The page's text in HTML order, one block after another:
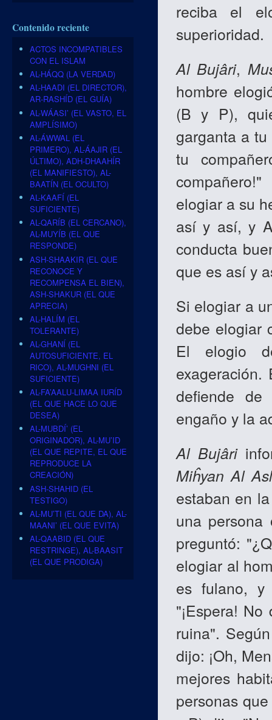
reciba el
superioridad.
Al Bujâri,
hombre
(B y P),
garganta a
tu
elogiar a su
así y así, y
conducta
que es así y
Si elogiar a
debe elogiar
El elogio
defiende
engaño y la
Al Bujâri
Miĥyan Al
estaban en
una persona
preguntó:
elogiar al
es fulano,
"¡Espera!
ruina".
dijo: ¡Oh,
mejores
personas
Contenido reciente
ACTOS INCOMPATIBLES
CON EL ISLAM
AL-HÁQQ (LA VERDAD)
AL-HAADI (EL DIRECTOR),
AR-RASHÍD (EL GUÍA)
AL-WÁASI’ (EL VASTO, EL
AMPLÍSIMO)
AL-ÁWWAL (EL
PRIMERO), AL-ÁAJIR (EL
ÚLTIMO), ADH-DHAAHÍR
(EL MANIFIESTO), AL-
BAATÍN (EL OCULTO)
AL-KAAFÍ (EL
SUFICIENTE)
AL-QARÍB (EL CERCANO),
AL-MUYÍB (EL QUE
RESPONDE)
ASH-SHAAKIR (EL QUE
RECONOCE Y
RECOMPENSA EL BIEN),
ASH-SHAKUR (EL QUE
APRECIA)
AL-HALÍM (EL
TOLERANTE)
AL-GHANÍ (EL
AUTOSUFICIENTE, EL
RICO), AL-MUGHNI (EL
SUFICIENTE)
AL-FA’AALU-LIMAA IURÍD
(EL QUE HACE LO QUE
DESEA)
AL-MUBDÍ’ (EL
ORIGINADOR), AL-MU’ID
(EL QUE REPITE, EL QUE
REPRODUCE LA
CREACIÓN)
ASH-SHAHID (EL
TESTIGO)
AL-MU’TI (EL QUE DA), AL-
MAANI’ (EL QUE EVITA)
AL-QAABID (EL QUE
RESTRINGE), AL-BAASIT
(EL QUE PRODIGA)